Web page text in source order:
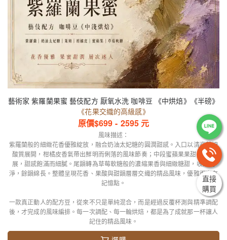
藝術家 紫羅蘭果蜜 藝伎配方 厭氧水洗 咖啡豆 《中烘焙》《半磅》
《花果交織的高級感》
原價$699 - 2595 元
風味描述：
紫羅蘭般的細緻花香優雅綻放，融合奶油太妃糖的圓潤甜感。入口以清亮萊姆
酸質展開，柑橘皮香氣帶出鮮明而俐落的風味節奏；中段蜜蘋果果甜柔和延
展，甜感飽滿而細膩。尾韻轉為草莓軟糖般的濃縮果香與細緻糖甜，收束乾
淨，餘韻綿長。整體呈現花香、果酸與甜韻層層交織的精品風味，優雅而富有
記憶點。
一款真正動人的配方豆，從來不只是單純混合，而是經過反覆杯測與精準調配
後，才完成的風味編排。每一次調配、每一輪烘焙，都是為了成就那一杯讓人
記住的精品風味。
直接
購買